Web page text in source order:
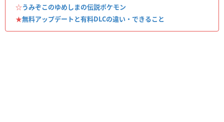
☆うみぞこのゆめしまの伝説ポケモン
★無料アップデートと有料DLCの違い・できること